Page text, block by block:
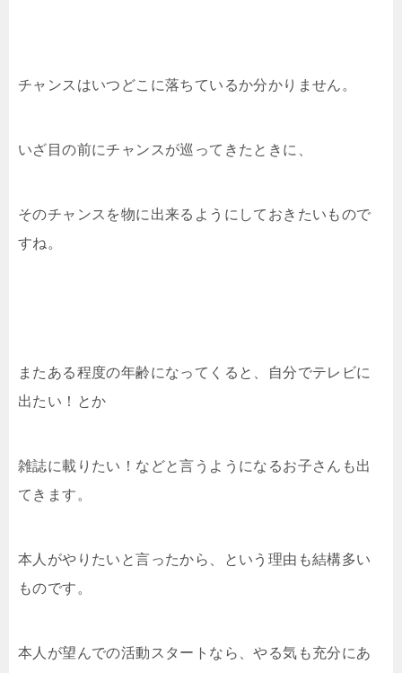
チャンスはいつどこに落ちているか分かりません。
いざ目の前にチャンスが巡ってきたときに、
そのチャンスを物に出来るようにしておきたいもので
すね。
またある程度の年齢になってくると、自分でテレビに
出たい！とか
雑誌に載りたい！などと言うようになるお子さんも出
てきます。
本人がやりたいと言ったから、という理由も結構多い
ものです。
本人が望んでの活動スタートなら、やる気も充分にあ